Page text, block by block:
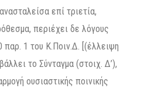
επί τριετία,
περιέχει δε λόγους
1 του Κ.Ποιν.Δ. [(έλλειψη
το Σύνταγμα (στοιχ. Δ’),
ουσιαστικής ποινικής